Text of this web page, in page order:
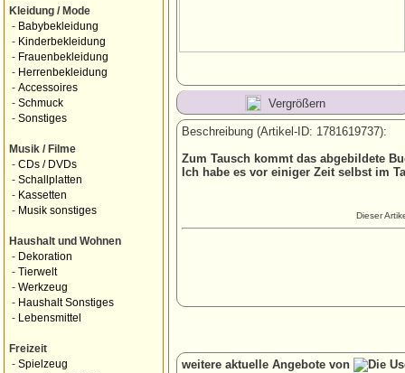
Kleidung / Mode
- Babybekleidung
- Kinderbekleidung
- Frauenbekleidung
- Herrenbekleidung
- Accessoires
- Schmuck
- Sonstiges
Musik / Filme
- CDs / DVDs
- Schallplatten
- Kassetten
- Musik sonstiges
Haushalt und Wohnen
- Dekoration
- Tierwelt
- Werkzeug
- Haushalt Sonstiges
-
Lebensmittel
Freizeit
- Spielzeug
Vergrößern
Beschreibung (Artikel-ID: 1781619737):
Zum Tausch kommt das abgebildete
Ich habe es vor einiger Zeit selbst im
Dieser
weitere aktuelle Angebote von